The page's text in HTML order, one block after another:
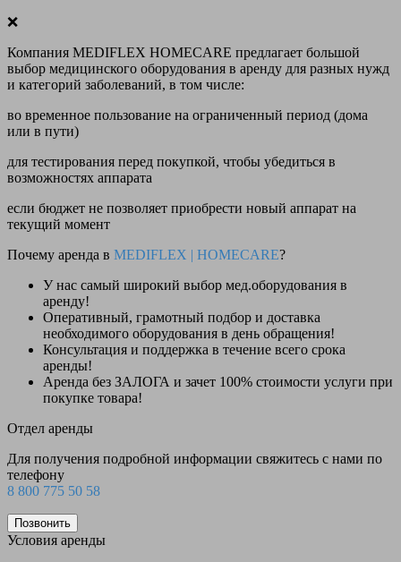
❌
Компания MEDIFLEX HOMECARE предлагает большой
выбор медицинского оборудования в аренду для разных нужд
и категорий заболеваний, в том числе:
во временное пользование на ограниченный период (дома
или в пути)
для тестирования перед покупкой, чтобы убедиться в
возможностях аппарата
если бюджет не позволяет приобрести новый аппарат на
текущий момент
Почему аренда в MEDIFLEX | HOMECARE?
У нас самый широкий выбор мед.оборудования в
аренду!
Оперативный, грамотный подбор и доставка
необходимого оборудования в день обращения!
Консультация и поддержка в течение всего срока
аренды!
Аренда без ЗАЛОГА и зачет 100% стоимости услуги при
покупке товара!
Отдел аренды
Для получения подробной информации свяжитесь с нами по
телефону
8 800 775 50 58
Позвонить
Условия аренды